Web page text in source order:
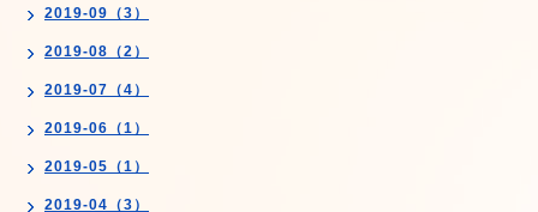
2019-09（3）
2019-08（2）
2019-07（4）
2019-06（1）
2019-05（1）
2019-04（3）